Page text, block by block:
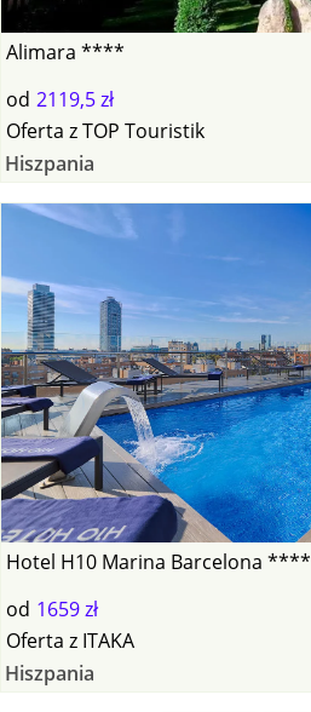
Alimara ****
od 2119,5 zł
Oferta zTOP Touristik
Hiszpania
Hotel H10 Marina Barcelona ****
od 1659 zł
Oferta z ITAKA
Hiszpania